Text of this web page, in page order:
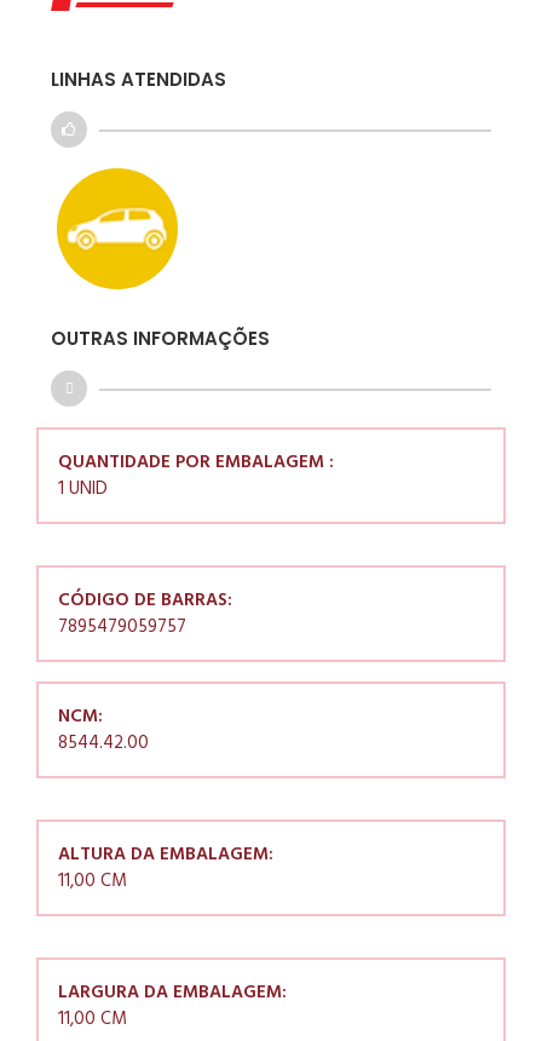
LINHAS ATENDIDAS
OUTRAS INFORMAÇÕES
QUANTIDADE POR EMBALAGEM :
1 UNID
CÓDIGO DE BARRAS:
7895479059757
NCM:
8544.42.00
ALTURA DA EMBALAGEM:
11,00 CM
LARGURA DA EMBALAGEM:
11,00 CM